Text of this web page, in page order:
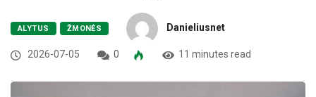
ALYTUS ŽMONĖS Danieliusnet
2026-07-05 0 11 minutes read